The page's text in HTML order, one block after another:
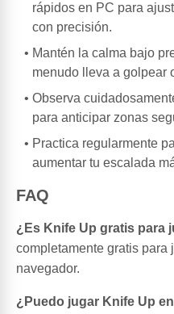
rápidos en PC para
con precisión.
Mantén la calma bajo
menudo lleva a golpear
Observa
para anticipar zonas
Practica regularmente
aumentar tu escalada
FAQ
¿Es Knife Up gratis para
completamente gratis para
navegador.
¿Puedo jugar Knife Up